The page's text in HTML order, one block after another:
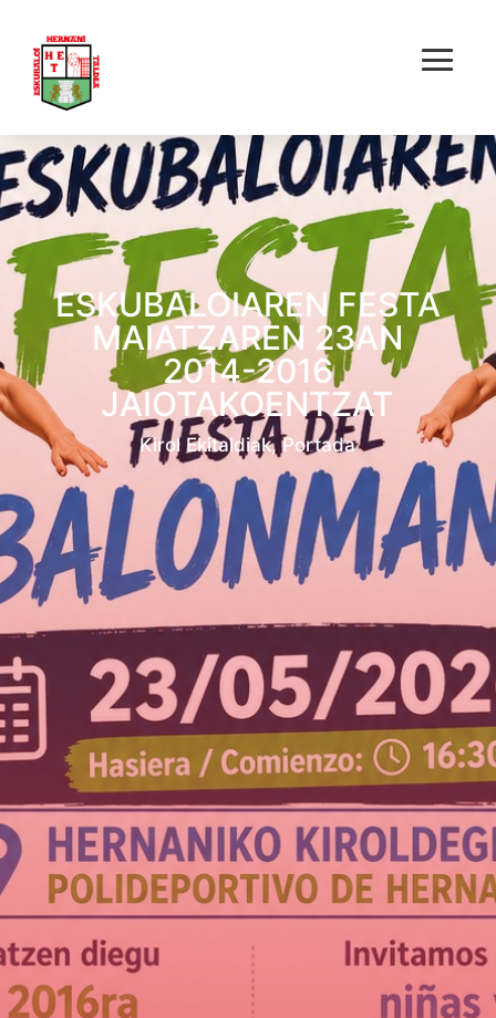
ESKUBALOIAREN FESTA
MAIATZAREN 23AN
2014-2016
JAIOTAKOENTZAT
Kirol Ekitaldiak,Portada